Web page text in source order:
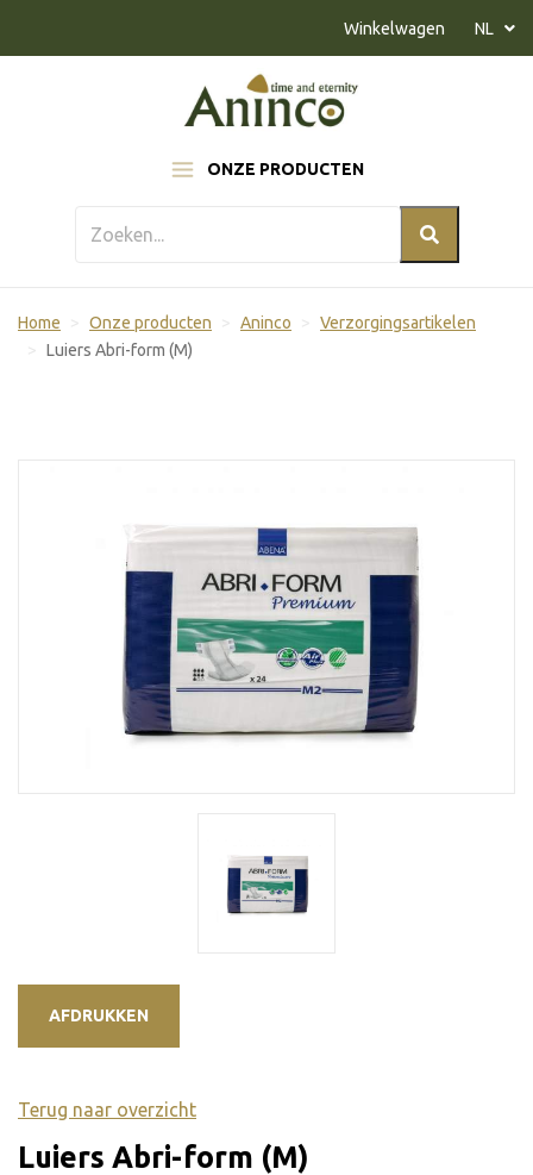
ONZE PRODUCTEN
Winkelwagen NL
Home Onze producten Aninco
Verzorgingsartikelen
Luiers Abri-form (M)
AFDRUKKEN
Terug naar overzicht
Luiers Abri-form (M)